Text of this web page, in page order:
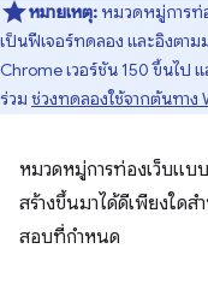
หมายเหตุ: หมวดหมู่การท่
เป็นฟีเจอร์ทดลอง และอิงตา
Chrome เวอร์ชัน 150 ขึ้นไป
ร่วม ช่วงทดลองใช้จากต้นทาง
หมวดหมู่การท่องเว็บแบ
สร้างขึ้นมาได้ดีเพียงใดส
สอบที่กำหนด